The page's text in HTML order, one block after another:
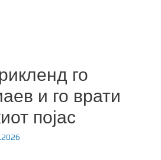
го
и го врати
појас